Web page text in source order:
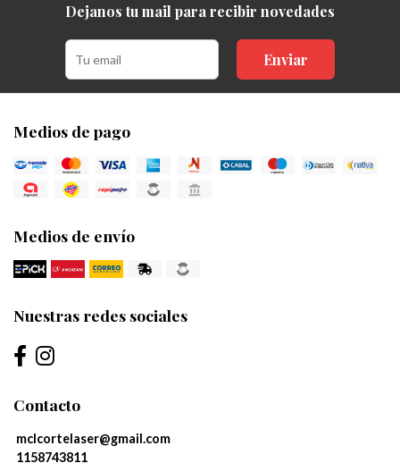
Dejanos tu mail para recibir novedades
Enviar
Medios de pago
Medios de envío
Nuestras redes sociales
Contacto
mclcortelaser@gmail.com
1158743811